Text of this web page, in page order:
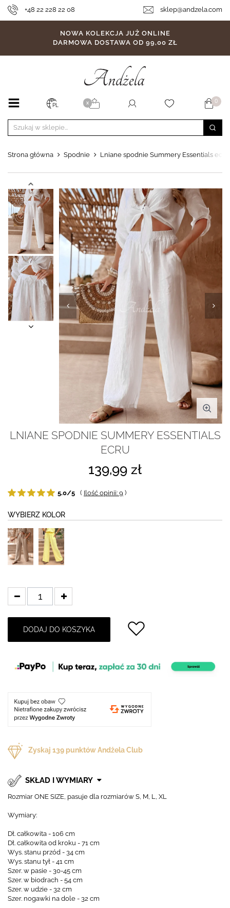
+48 22 228 22 08 sklep@andzela.com
NOWA KOLEKCJA JUŻ ONLINE
DARMOWA DOSTAWA OD 99,00 ZŁ
PL X 0
Strona główna Spodnie Lniane spodnie Summery Essentials ecru
LNIANE SPODNIE SUMMERY ESSENTIALS
ECRU
139,99 zł
5.0/5 ( Ilość opinii: 9 )
WYBIERZ KOLOR
DODAJ DO KOSZYKA
Zyskaj 139 punktów Andżela Club
SKŁAD I WYMIARY
Rozmiar ONE SIZE, pasuje dla rozmiarów S, M, L, XL
Wymiary:
Dł. całkowita - 106 cm
Dł. całkowita od kroku - 71 cm
Wys. stanu przód - 34 cm
Wys. stanu tył - 41 cm
Szer. w pasie - 30-45 cm
Szer. w biodrach - 54 cm
Szer. w udzie - 32 cm
Szer. nogawki na dole - 32 cm